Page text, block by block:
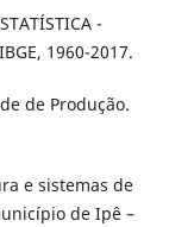
-
1960-2017.
de Produção.
e sistemas de
de Ipê –